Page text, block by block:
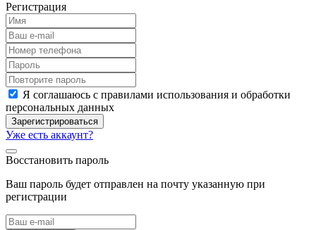
Регистрация
Я соглашаюсь с правилами использования и обработки
персональных данных
Зарегистрироваться
Уже есть аккаунт?
Восстановить пароль
Ваш пароль будет отправлен на почту указанную при
регистрации